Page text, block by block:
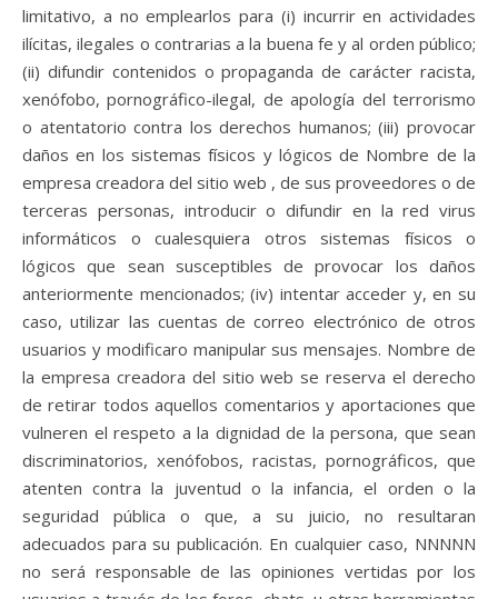
limitativo, a no emplearlos para (i) incurrir en actividades
ilícitas, ilegales o contrarias a la buena fe y al orden público;
(ii) difundir contenidos o propaganda de carácter racista,
xenófobo, pornográfico-ilegal, de apología del terrorismo
o atentatorio contra los derechos humanos; (iii) provocar
daños en los sistemas físicos y lógicos de Nombre de la
empresa creadora del sitio web , de sus proveedores o de
terceras personas, introducir o difundir en la red virus
informáticos o cualesquiera otros sistemas físicos o
lógicos que sean susceptibles de provocar los daños
anteriormente mencionados; (iv) intentar acceder y, en su
caso, utilizar las cuentas de correo electrónico de otros
usuarios y modificaro manipular sus mensajes. Nombre de
la empresa creadora del sitio web se reserva el derecho
de retirar todos aquellos comentarios y aportaciones que
vulneren el respeto a la dignidad de la persona, que sean
discriminatorios, xenófobos, racistas, pornográficos, que
atenten contra la juventud o la infancia, el orden o la
seguridad pública o que, a su juicio, no resultaran
adecuados para su publicación. En cualquier caso, NNNNN
no será responsable de las opiniones vertidas por los